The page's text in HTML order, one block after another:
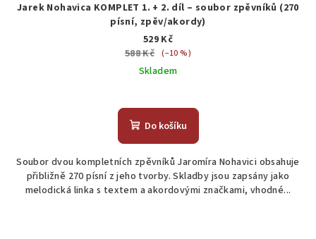
Jarek Nohavica KOMPLET 1. + 2. díl – soubor zpěvníků (270
písní, zpěv/akordy)
529 Kč
588 Kč (–10 %)
Skladem
Do košíku
Soubor dvou kompletních zpěvníků Jaromíra Nohavici obsahuje
přibližně 270 písní z jeho tvorby. Skladby jsou zapsány jako
melodická linka s textem a akordovými značkami, vhodné...